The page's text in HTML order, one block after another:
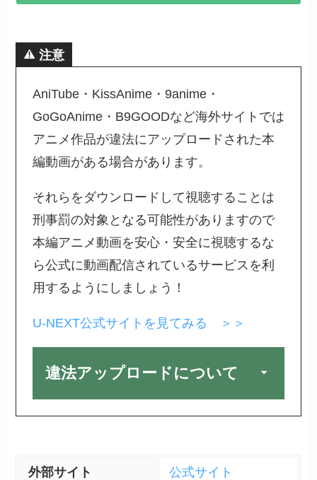
注意
AniTube・KissAnime・9anime・
GoGoAnime・B9GOODなど海外サイトでは
アニメ作品が違法にアップロードされた本
編動画がある場合があります。
それらをダウンロードして視聴することは
刑事罰の対象となる可能性がありますので
本編アニメ動画を安心・安全に視聴するな
ら公式に動画配信されているサービスを利
用するようにしましょう！
U-NEXT公式サイトを見てみる ＞＞
違法アップロードについて
外部サイト
公式サイト